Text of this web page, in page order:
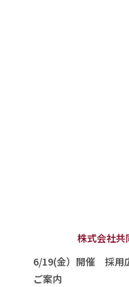
株式会社共
6/19(金）開催 採用
ご案内